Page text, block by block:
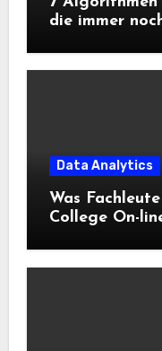
die immer
Data Analytics
Was
College On-